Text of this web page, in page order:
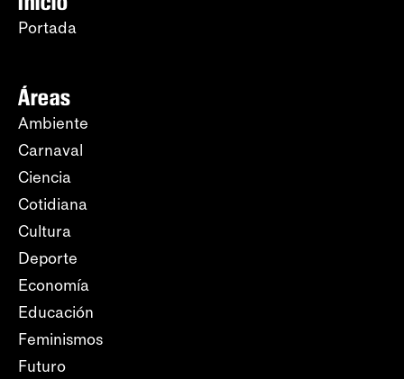
Portada
Áreas
Ambiente
Carnaval
Ciencia
Cotidiana
Cultura
Deporte
Economía
Educación
Feminismos
Futuro